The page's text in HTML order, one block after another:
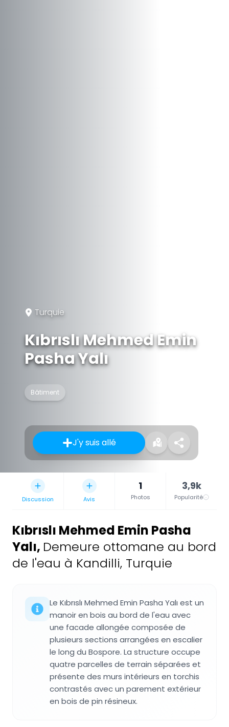
Turquie
Kıbrıslı Mehmed Emin
Pasha Yalı
Bâtiment
J'y suis allé
Discussion Avis
1
Photos
3,9k
Popularité
Kıbrıslı Mehmed Emin Pasha
Yalı, Demeure ottomane au bord
de l'eau à Kandilli, Turquie
Le Kıbrıslı Mehmed Emin Pasha Yalı est un
manoir en bois au bord de l'eau avec
une facade allongée composée de
plusieurs sections arrangées en escalier
le long du Bospore. La structure occupe
quatre parcelles de terrain séparées et
présente des murs intérieurs en torchis
contrastés avec un parement extérieur
en bois de pin résineux.